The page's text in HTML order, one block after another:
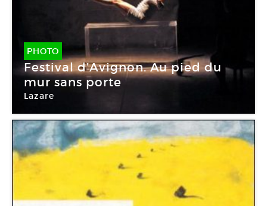
PHOTO
Festival d’Avignon. Au pied du
mur sans porte
Lazare